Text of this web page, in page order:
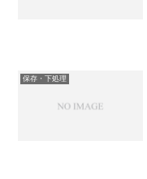
保存・下処理